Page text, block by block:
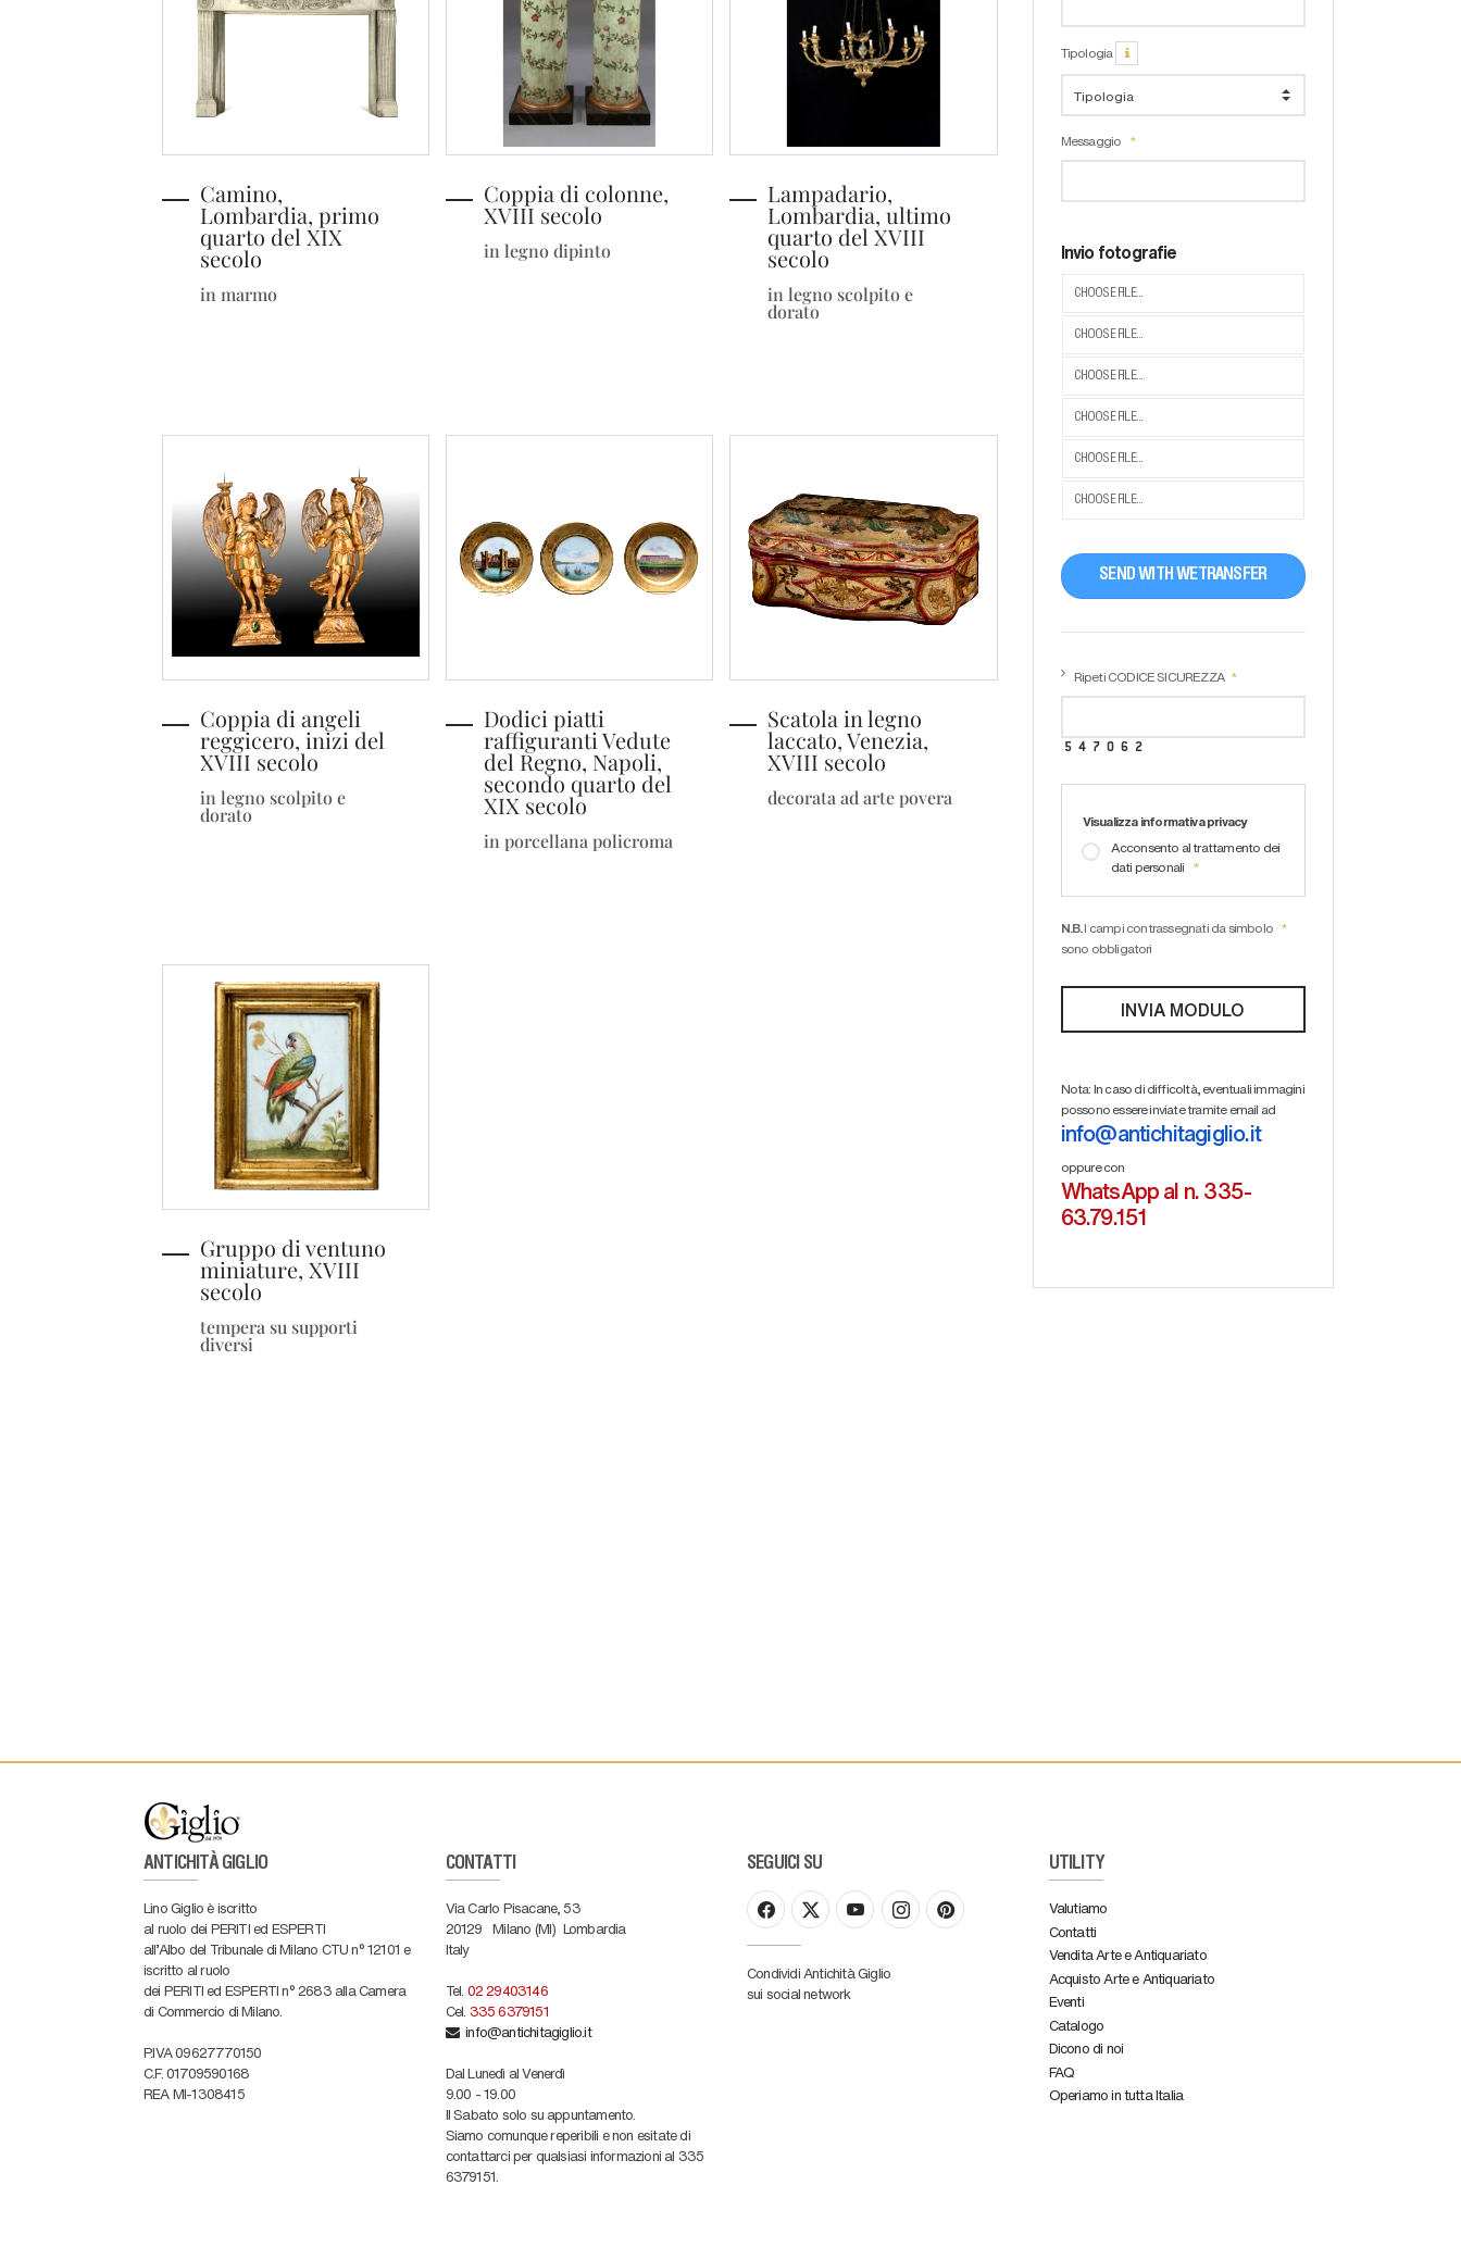
Camino,
Lombardia, primo
quarto del XIX
secolo
in marmo
Coppia di colonne,
XVIII secolo
in legno dipinto
Lampadario,
Lombardia, ultimo
quarto del XVIII
secolo
in legno scolpito e
dorato
Coppia di angeli
reggicero, inizi del
XVIII secolo
in legno scolpito e
dorato
Dodici piatti
raffiguranti Vedute
del Regno, Napoli,
secondo quarto del
XIX secolo
in porcellana policroma
Scatola in legno
laccato, Venezia,
XVIII secolo
decorata ad arte povera
Gruppo di ventuno
miniature, XVIII
secolo
tempera su supporti
diversi
Tipologia
Messaggio
Invio fotografie
CHOOSE FILE...
CHOOSE FILE...
CHOOSE FILE...
CHOOSE FILE...
CHOOSE FILE...
CHOOSE FILE...
SEND WITH WETRANSFER
Ripeti CODICE SICUREZZA
Visualizza informativa privacy
Acconsento al trattamento dei
dati personali
N.B.
I campi contrassegnati da simbolo
sono obbligatori
Nota: In caso di difficoltà, eventuali immagini
possono essere inviate tramite email ad
info@antichitagiglio.it
oppure con
WhatsApp al n. 335-
63.79.151
ANTICHITÀ GIGLIO
Lino Giglio è iscritto
al ruolo dei PERITI ed ESPERTI
all'Albo del Tribunale di Milano CTU n° 12101 e
iscritto al ruolo
dei PERITI ed ESPERTI n° 2683 alla Camera
di Commercio di Milano.
P.IVA 09627770150
C.F. 01709590168
REA MI-1308415
CONTATTI
Via Carlo Pisacane, 53
20129 Milano (MI) Lombardia
Italy
Tel. 02 29403146
Cel. 335 6379151
info@antichitagiglio.it
Dal Lunedì al Venerdì
9.00 - 19.00
Il Sabato solo su appuntamento.
Siamo comunque reperibili e non esitate di
contattarci per qualsiasi informazioni al 335
6379151.
SEGUICI SU
Condividi Antichità Giglio
sui social network
UTILITY
Valutiamo
Contatti
Vendita Arte e Antiquariato
Acquisto Arte e Antiquariato
Eventi
Catalogo
Dicono di noi
FAQ
Operiamo in tutta Italia